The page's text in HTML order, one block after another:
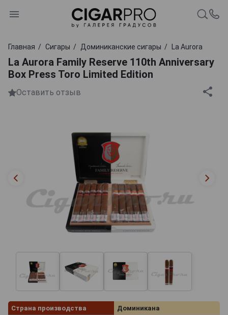
Главная Сигары Доминиканские сигары La Aurora
La Aurora Family Reserve 110th Anniversary
Box Press Toro Limited Edition
Оставить отзыв
Страна производства
Доминикана